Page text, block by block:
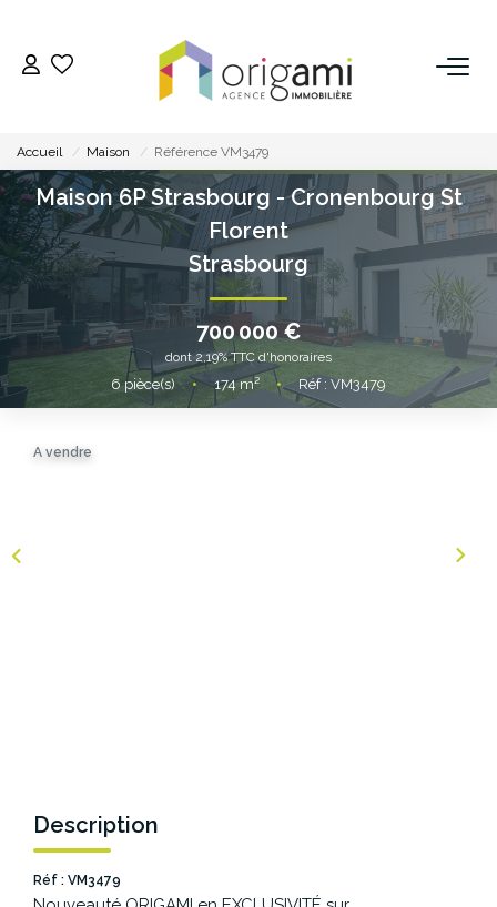
ACHETER
LOUER
VENDRE
Pourquoi Nous Choisir ?
Nos Biens Vendus
Accueil Maison Référence VM3479
Maison 6P Strasbourg - Cronenbourg St
Florent
Strasbourg
700 000 €
dont 2,19% TTC d'honoraires
6pièce(s) • 174m² • Réf : VM3479
A vendre
Description
Réf : VM3479